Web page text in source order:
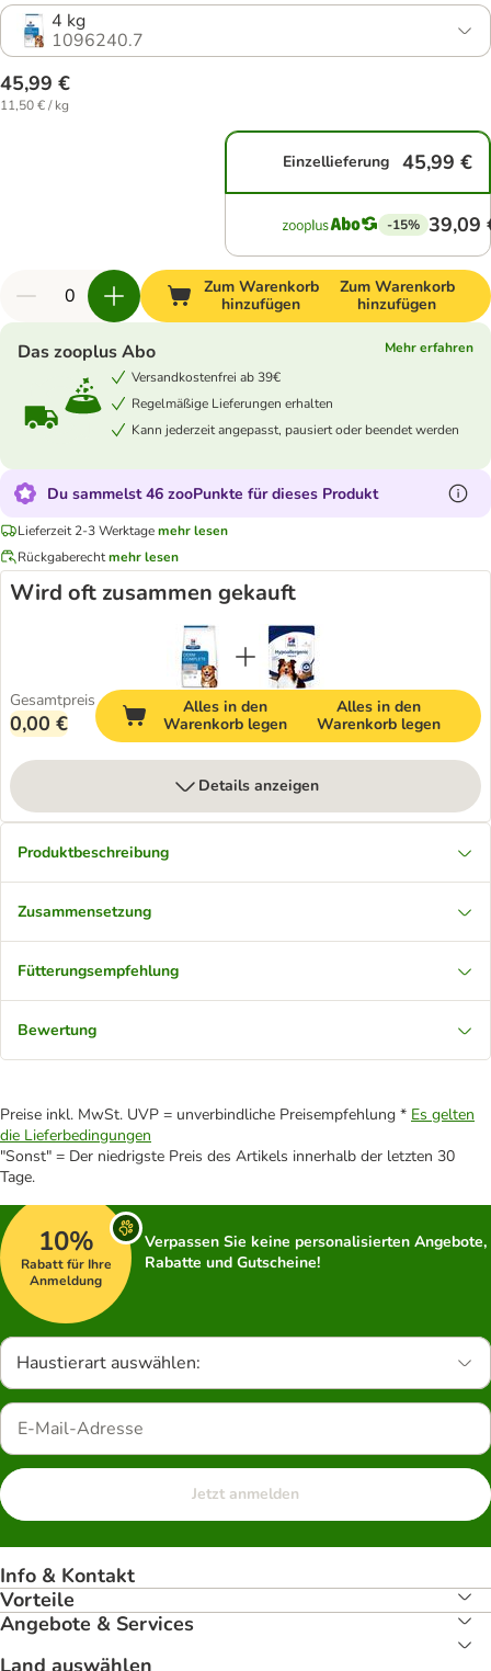
4 kg
1096240.7
45,99 €
11,50 € / kg
Einzellieferung 45,99 €
-15% 39,09
Zum Warenkorb
hinzufügen
Zum Warenkorb
hinzufügen
Das zooplus Abo
Mehr erfahren
Versandkostenfrei ab 39€
Regelmäßige Lieferungen erhalten
Kann jederzeit angepasst, pausiert oder beendet werden
Du sammelst 46 zooPunkte für dieses Produkt
Lieferzeit 2-3 Werktagemehr lesen
Rückgaberechtmehr lesen
Wird oft zusammen gekauft
Gesamtpreis
0,00 €
Alles in den
Warenkorb legen
Alles in den
Warenkorb legen
Details anzeigen
Produktbeschreibung
Zusammensetzung
Fütterungsempfehlung
Bewertung
Preise inkl. MwSt. UVP = unverbindliche Preisempfehlung * Es gelten
die Lieferbedingungen
"Sonst" = Der niedrigste Preis des Artikels innerhalb der letzten 30
Tage.
10%
Rabatt für Ihre
Anmeldung
Verpassen Sie keine personalisierten Angebote,
Rabatte und Gutscheine!
Haustierart auswählen:
Jetzt anmelden
Info & Kontakt
Vorteile
Angebote & Services
Land auswählen